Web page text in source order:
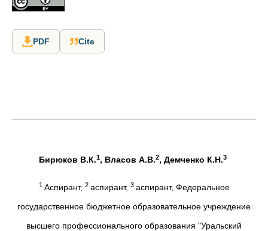
PDF Cite
Бирюков В.К.1, Власов А.В.2, Демченко К.Н.3
1 Аспирант, 2 аспирант, 3 аспирант, Федеральное
государственное бюджетное образовательное учреждение
высшего профессионального образования "Уральский